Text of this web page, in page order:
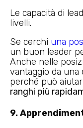
Le capacità di
livelli.
Se cerchi una
un buon leader
Anche nelle
vantaggio da una
perché può
ranghi più
9.